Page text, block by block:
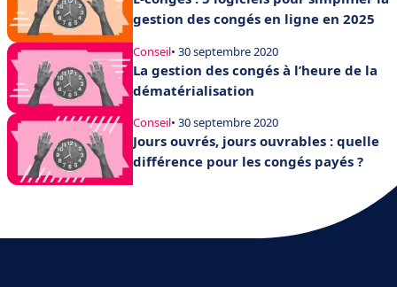
gestion des congés en ligne en 2025
Conseil• 30 septembre 2020
La gestion des congés à l’heure de la
dématérialisation
Conseil• 30 septembre 2020
Jours ouvrés, jours ouvrables : quelle
différence pour les congés payés ?